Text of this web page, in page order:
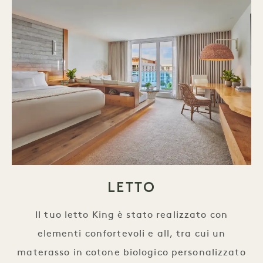
LETTO
Il tuo letto King è stato realizzato con
elementi confortevoli e all, tra cui un
materasso in cotone biologico personalizzato